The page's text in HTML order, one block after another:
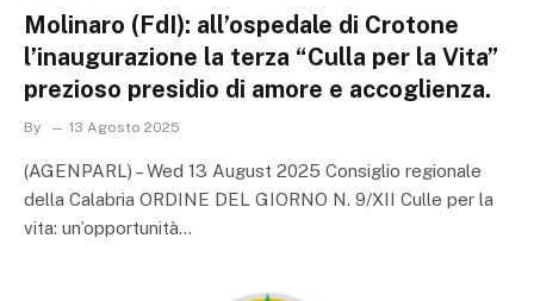
Molinaro (FdI): all’ospedale di Crotone
l’inaugurazione la terza “Culla per la Vita”
prezioso presidio di amore e accoglienza.
By 13 Agosto 2025
(AGENPARL) – Wed 13 August 2025 Consiglio regionale
della Calabria ORDINE DEL GIORNO N. 9/XII Culle per la
vita: un’opportunità…